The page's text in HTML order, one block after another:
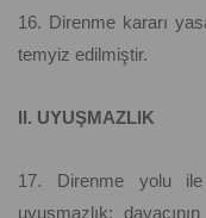
16. Direnme kararı
temyiz edilmiştir.
II. UYUŞMAZLIK
17. Direnme yolu
uyuşmazlık;